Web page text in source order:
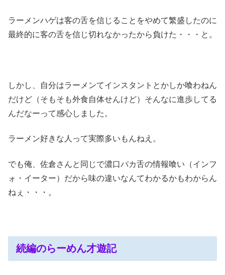
ラーメンハゲは客の舌を信じることをやめて繁盛したのに
最終的に客の舌を信じ切れなかったから負けた・・・と。
しかし、自分はラーメンてインスタントとかしか喰わねん
だけど（そもそも外食自体せんけど）そんなに進歩してる
んだなーって感心しました。
ラーメン好きな人って実際多いもんねえ。
でも俺、佐倉さんと同じで濃口バカ舌の情報喰い（インフ
ォ・イーター）だから味の違いなんてわかるかもわからん
ねぇ・・・。
続編のらーめん才遊記